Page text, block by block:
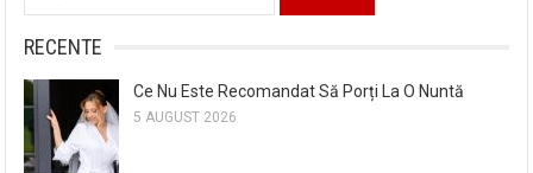
după:
RECENTE
Ce Nu Este Recomandat Să Porți La O Nuntă
5 AUGUST 2026